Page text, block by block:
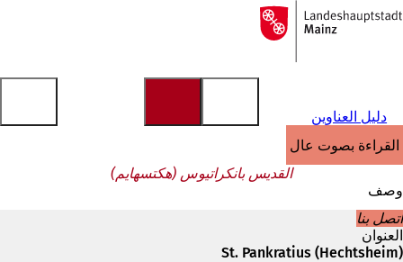
الانتقال إلى المحتوى
إلى
الصفحة
دليل العناوين
القراءة بصوت عالٍ
القديس بانكراتيوس (هكتسهايم)
وصف
اتصل بنا
العنوان
St. Pankratius (Hechtsheim)